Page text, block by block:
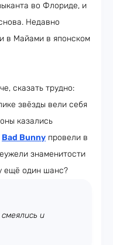
во Флориде, и
Недавно
в Майами в японском
сказать трудно:
звёзды вели себя
казались
Bad Bunny провели в
знаменитости
ещё один шанс?
и